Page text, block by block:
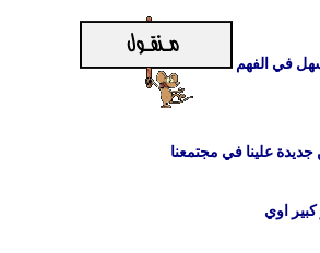
في الفهم
جديدة علينا في مجتمعنا
كبير اوي